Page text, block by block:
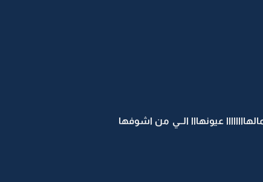
عيونهااا الــي من اشوفها